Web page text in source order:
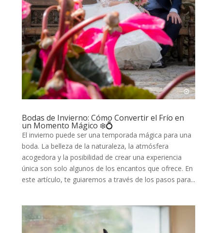
Bodas de Invierno: Cómo Convertir el Frío en
un Momento Mágico ❄️💍
El invierno puede ser una temporada mágica para una
boda. La belleza de la naturaleza, la atmósfera
acogedora y la posibilidad de crear una experiencia
única son solo algunos de los encantos que ofrece. En
este artículo, te guiaremos a través de los pasos para...